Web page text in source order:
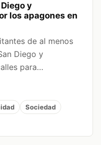
y
los apagones en
de al menos
Diego y
para…
Sociedad